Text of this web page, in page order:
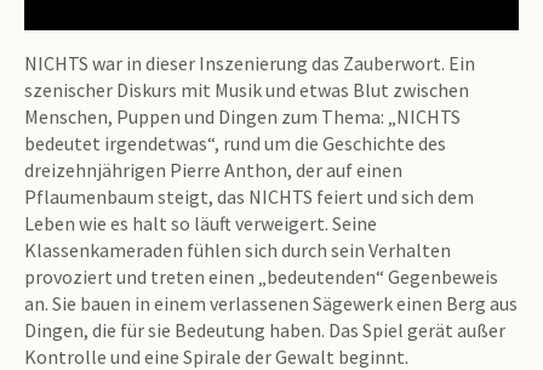
NICHTS war in dieser Inszenierung das Zauberwort. Ein
szenischer Diskurs mit Musik und etwas Blut zwischen
Menschen, Puppen und Dingen zum Thema: „NICHTS
bedeutet irgendetwas“, rund um die Geschichte des
dreizehnjährigen Pierre Anthon, der auf einen
Pflaumenbaum steigt, das NICHTS feiert und sich dem
Leben wie es halt so läuft verweigert. Seine
Klassenkameraden fühlen sich durch sein Verhalten
provoziert und treten einen „bedeutenden“ Gegenbeweis
an. Sie bauen in einem verlassenen Sägewerk einen Berg aus
Dingen, die für sie Bedeutung haben. Das Spiel gerät außer
Kontrolle und eine Spirale der Gewalt beginnt.